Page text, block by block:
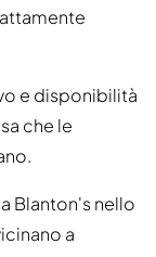
e disponibilità
che le
Blanton's nello
a